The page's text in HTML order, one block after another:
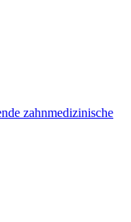
zahnmedizinische